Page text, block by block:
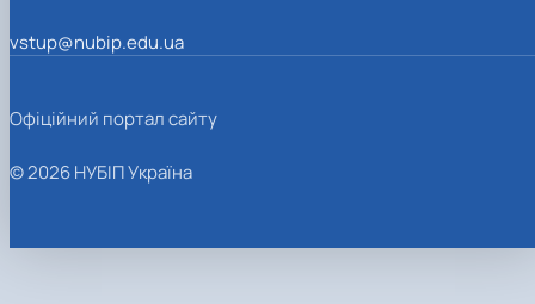
vstup@nubip.edu.ua
Офіційний портал сайту
© 2026 НУБІП Україна